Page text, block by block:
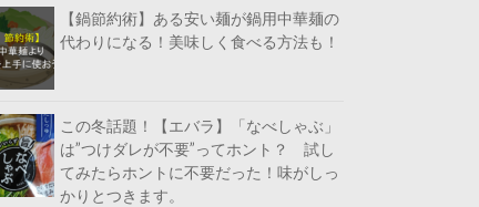
【鍋節約術】ある安い麺が鍋用中華麺の
代わりになる！美味しく食べる方法も！
この冬話題！【エバラ】「なべしゃぶ」
は”つけダレが不要”ってホント？ 試し
てみたらホントに不要だった！味がしっ
かりとつきます。